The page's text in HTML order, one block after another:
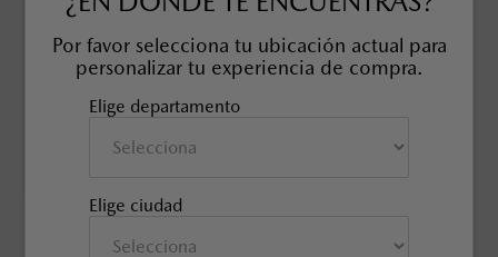
Por favor selecciona tu ubicación actual para
personalizar tu experiencia de compra.
Elige departamento
Elige ciudad
BUZO CUELLO REDONDO
BEIGE
PALO ROSA